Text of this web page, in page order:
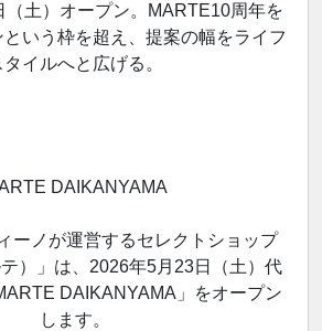
（土）オープン。MARTE10周年を
いう枠を超え、提案の幅をライフ
タイルへと広げる。
DAIKANYAMA
ーノが運営するセレクトショップ
テ）」は、2026年5月23日（土）代
DAIKANYAMA」をオープン
します。